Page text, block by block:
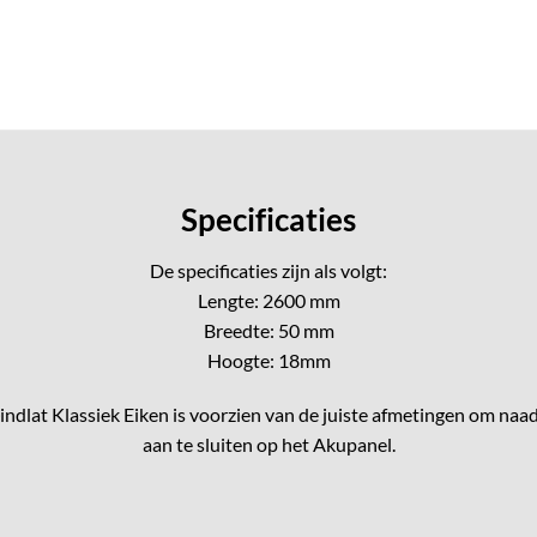
Specificaties
De specificaties zijn als volgt:
Lengte: 2600 mm
Breedte: 50 mm
Hoogte: 18mm
Klassiek Eiken is voorzien van de juiste afmetingen om
aan te sluiten op het Akupanel.